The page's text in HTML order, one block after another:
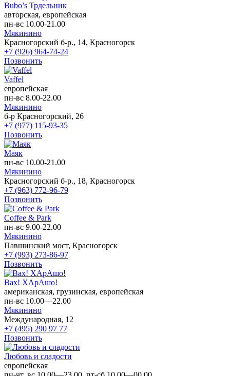
Bubo’s Трдельник
авторская, европейская
пн-вс 10.00-21.00
Мякинино
Красногорский б-р., 14, Красногорск
+7 (926) 964-74-24
Позвонить
Vaffel
европейская
пн-вс 8.00-22.00
Мякинино
б-р Красногорский, 26
+7 (977) 115-93-35
Позвонить
Маяк
пн-вс 10.00-21.00
Мякинино
Красногорский б-р., 18, Красногорск
+7 (963) 772-96-79
Позвонить
Coffee & Park
пн-вс 9.00-22.00
Мякинино
Павшинский мост, Красногорск
+7 (993) 273-86-97
Позвонить
Вах! ХАрАшо!
американская, грузинская, европейская
пн-вс 10.00—22.00
Мякинино
Международная, 12
+7 (495) 290 97 77
Позвонить
Любовь и сладости
европейская